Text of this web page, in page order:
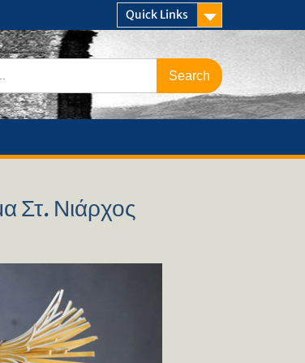
Quick Links
Στ. Νιάρχος